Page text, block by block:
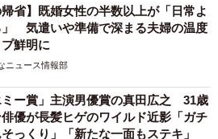
帰省】既婚女性の半数以上が「日常よ
」 気遣いや準備で深まる夫婦の温度
鮮明に
ニュース情報部
ミー賞」主演男優賞の真田広之 31歳
優が長髪ヒゲのワイルド近影「ガチ
っくり」「新たな一面もステキ」